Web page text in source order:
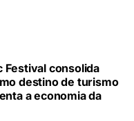
Festival consolida
destino de turismo
a economia da